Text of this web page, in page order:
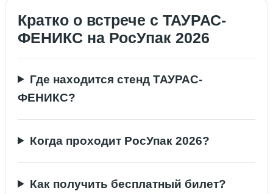
Кратко о встрече с ТАУРАС-
ФЕНИКС на РосУпак 2026
Где находится стенд ТАУРАС-
ФЕНИКС?
Когда проходит РосУпак 2026?
Как получить бесплатный билет?